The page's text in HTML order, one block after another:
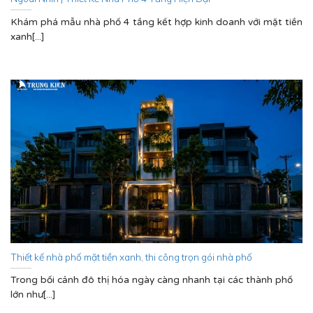
Khám phá mẫu nhà phố 4 tầng kết hợp kinh doanh với mặt tiền
xanh[...]
Thiết kế nhà phố mặt tiền xanh, thi công trọn gói nhà phố
Trong bối cảnh đô thị hóa ngày càng nhanh tại các thành phố
lớn như[...]